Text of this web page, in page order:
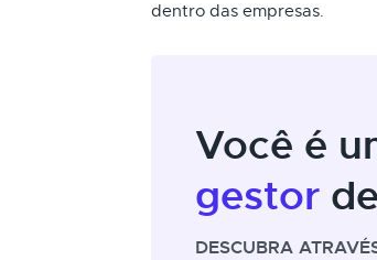
dentro das empresas.
Você é
gestor
DESCUBRA